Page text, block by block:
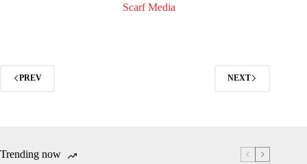
Scarf Media
PREV NEXT
Trending now